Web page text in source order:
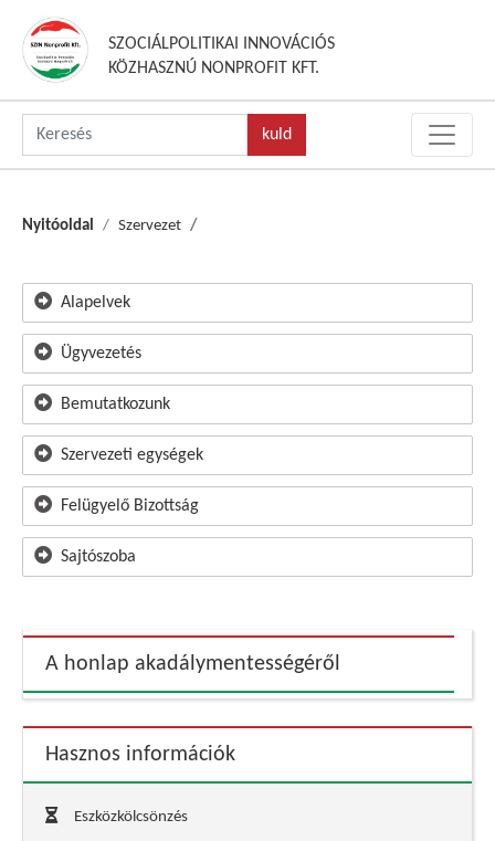
SZOCIÁLPOLITIKAI INNOVÁCIÓS
KÖZHASZNÚ NONPROFIT KFT.
Nyitóoldal Szervezet
Alapelvek
Ügyvezetés
Bemutatkozunk
Szervezeti egységek
Felügyelő Bizottság
Sajtószoba
A honlap akadálymentességéről
Hasznos információk
Eszközkölcsönzés